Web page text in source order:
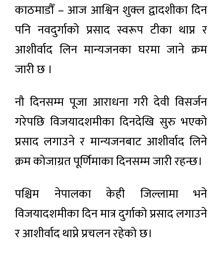
काठमाडौँ – आज आश्विन शुक्ल द्वादशीका दिन
पनि नवदुर्गाको प्रसाद स्वरूप टीका थाप्न र
आशीर्वाद लिन मान्यजनका घरमा जाने क्रम
जारी छ ।
नौ दिनसम्म पूजा आराधना गरी देवी विसर्जन
गरेपछि विजयादशमीका दिनदेखि सुरु भएको
प्रसाद लगाउने र मान्यजनबाट आशीर्वाद लिने
क्रम कोजाग्रत पूर्णिमाका दिनसम्म जारी रहन्छ।
पश्चिम नेपालका केही जिल्लामा भने
विजयादशमीका दिन मात्र दुर्गाको प्रसाद लगाउने
र आशीर्वाद थाप्ने प्रचलन रहेको छ।